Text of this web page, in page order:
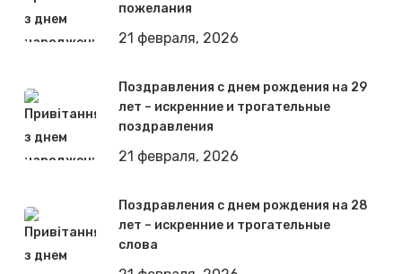
пожелания
21 февраля, 2026
Поздравления с днем рождения на 29
лет – искренние и трогательные
поздравления
21 февраля, 2026
Поздравления с днем рождения на 28
лет – искренние и трогательные
слова